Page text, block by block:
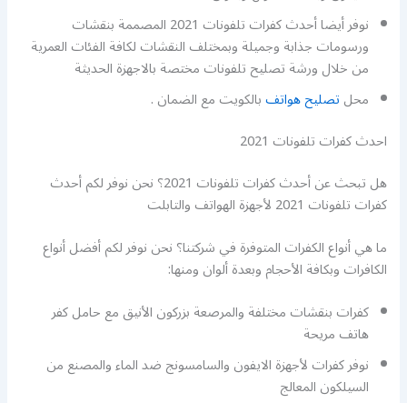
نوفر أيضا أحدث كفرات تلفونات 2021 المصممة بنقشات
ورسومات جذابة وجميلة وبمختلف النقشات لكافة الفئات العمرية
من خلال ورشة تصليح تلفونات مختصة بالاجهزة الحديثة
محلتصليح هواتفبالكويت مع الضمان .
احدث كفرات تلفونات 2021
هل تبحث عن أحدث كفرات تلفونات 2021؟ نحن نوفر لكم أحدث
كفرات تلفونات 2021 لأجهزة الهواتف والتابلت
ما هي أنواع الكفرات المتوفرة في شركتنا؟ نحن نوفر لكم أفضل أنواع
الكافرات وبكافة الأحجام وبعدة ألوان ومنها:
كفرات بنقشات مختلفة والمرصعة بزركون الأنيق مع حامل كفر
هاتف مريحة
نوفر كفرات لأجهزة الايفون والسامسونج ضد الماء والمصنع من
السيلكون المعالج